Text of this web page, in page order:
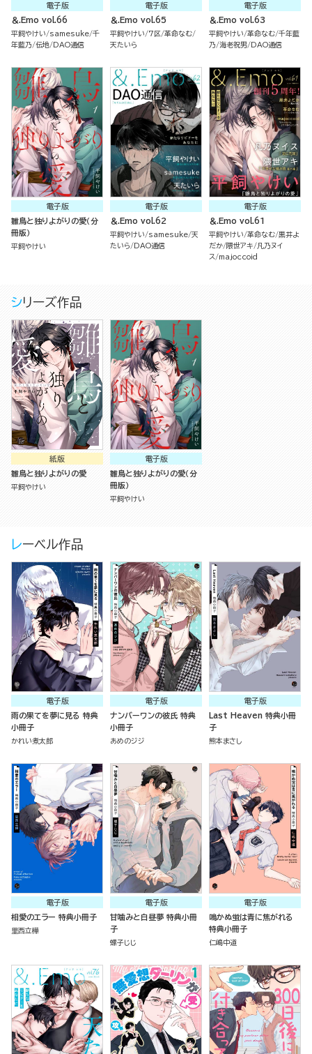
電子版
＆.Emo vol.66
平飼やけい samesuke 千
年藍乃 伝地 DAO通信
電子版
＆.Emo vol.65
平飼やけい 7区 革命なむ
天たいら
電子版
＆.Emo vol.63
平飼やけい 革命なむ 千年藍
乃 海老祝男 DAO通信
電子版
雛鳥と独りよがりの愛（分
冊版）
平飼やけい
電子版
＆.Emo vol.62
平飼やけい samesuke 天
たいら
DAO通信
電子版
＆.Emo vol.61
平飼やけい 革命なむ 黒井よ
だか 隈世アキ
凡乃ヌイ
ス
majoccoid
シリーズ作品
紙版
雛鳥と独りよがりの愛
平飼やけい
電子版
雛鳥と独りよがりの愛（分
冊版）
平飼やけい
レーベル作品
電子版
雨の果てを夢に見る 特典
小冊子
かれい煮太郎
電子版
ナンバーワンの彼氏 特典
小冊子
あめのジジ
電子版
Last Heaven 特典小冊
子
熊本まさし
電子版
相愛のエラー 特典小冊子
里西立樺
電子版
甘噛みと白昼夢 特典小冊
子
螺子じじ
電子版
鳴かぬ蛍は青に焦がれる
特典小冊子
仁嶋中道